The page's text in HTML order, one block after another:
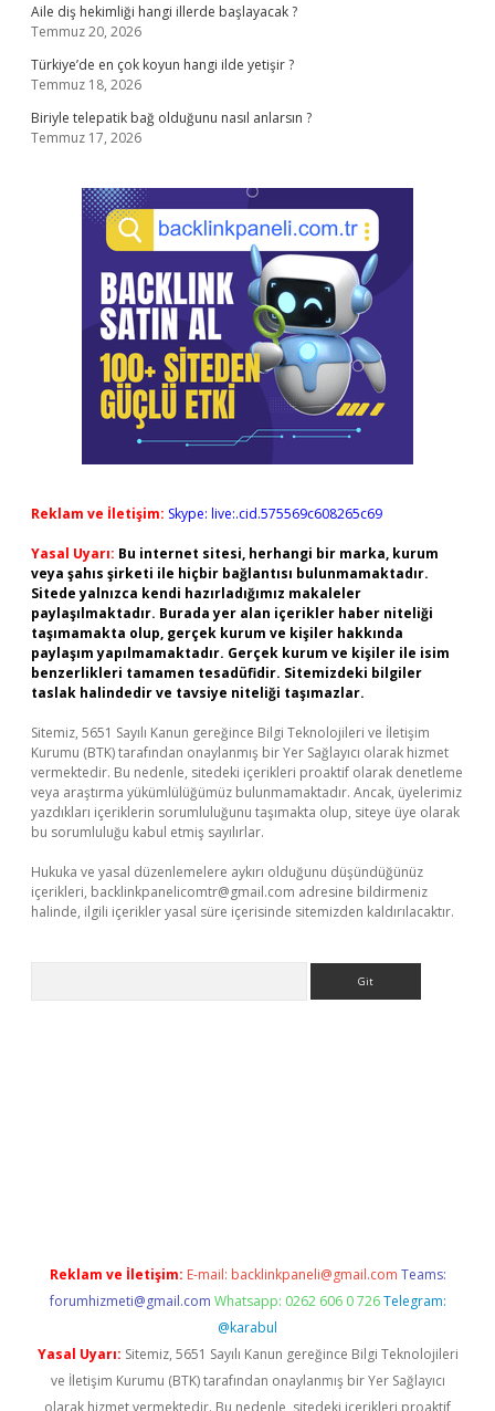
Aile diş hekimliği hangi illerde başlayacak ?
Temmuz 20, 2026
Türkiye’de en çok koyun hangi ilde yetişir ?
Temmuz 18, 2026
Biriyle telepatik bağ olduğunu nasıl anlarsın ?
Temmuz 17, 2026
Reklam ve İletişim: Skype: live:.cid.575569c608265c69
Yasal Uyarı: Bu internet sitesi, herhangi bir marka, kurum
veya şahıs şirketi ile hiçbir bağlantısı bulunmamaktadır.
Sitede yalnızca kendi hazırladığımız makaleler
paylaşılmaktadır. Burada yer alan içerikler haber niteliği
taşımamakta olup, gerçek kurum ve kişiler hakkında
paylaşım yapılmamaktadır. Gerçek kurum ve kişiler ile isim
benzerlikleri tamamen tesadüfidir. Sitemizdeki bilgiler
taslak halindedir ve tavsiye niteliği taşımazlar.
Sitemiz, 5651 Sayılı Kanun gereğince Bilgi Teknolojileri ve İletişim
Kurumu (BTK) tarafından onaylanmış bir Yer Sağlayıcı olarak hizmet
vermektedir. Bu nedenle, sitedeki içerikleri proaktif olarak denetleme
veya araştırma yükümlülüğümüz bulunmamaktadır. Ancak, üyelerimiz
yazdıkları içeriklerin sorumluluğunu taşımakta olup, siteye üye olarak
bu sorumluluğu kabul etmiş sayılırlar.
Hukuka ve yasal düzenlemelere aykırı olduğunu düşündüğünüz
içerikleri, backlinkpanelicomtr@gmail.com adresine bildirmeniz
halinde, ilgili içerikler yasal süre içerisinde sitemizden kaldırılacaktır.
Reklam ve İletişim: E-mail: backlinkpaneli@gmail.com Teams:
forumhizmeti@gmail.com Whatsapp: 0262 606 0 726 Telegram:
@karabul
Yasal Uyarı: Sitemiz, 5651 Sayılı Kanun gereğince Bilgi Teknolojileri
ve İletişim Kurumu (BTK) tarafından onaylanmış bir Yer Sağlayıcı
olarak hizmet vermektedir. Bu nedenle, sitedeki içerikleri proaktif